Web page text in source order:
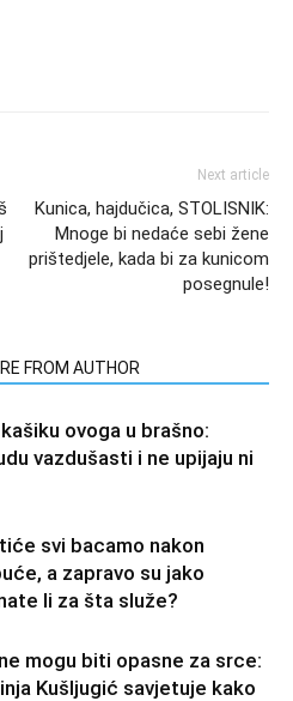
Next article
Kunica, hajdučica, STOLISNIK:
Mnoge bi nedaće sebi žene
prištedjele, kada bi za kunicom
posegnule!
FROM AUTHOR
ovoga u brašno:
vazdušasti i ne upijaju ni
svi bacamo nakon
a zapravo su jako
li za šta služe?
mogu biti opasne za srce:
Kušljugić savjetuje kako